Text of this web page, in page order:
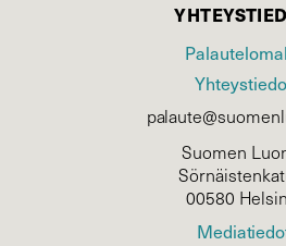
Suomen
00580